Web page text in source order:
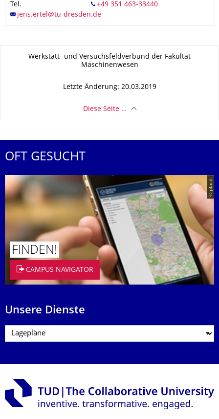
Tel.
Zu dieser Seite
Werkstatt- und Versuchsfeldverbund der Fakultät
Maschinenwesen
Letzte Änderung: 20.03.2019
Diese Seite …
OFT GESUCHT
© placit
FINDEN!
CAMPUS NAVIGATOR
Unsere Dienste